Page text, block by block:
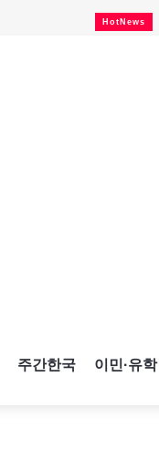
HotNews
주간한국 이민·유학